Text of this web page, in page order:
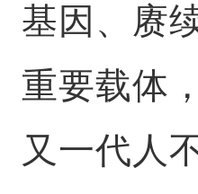
基因、赓
重要载体
又一代人